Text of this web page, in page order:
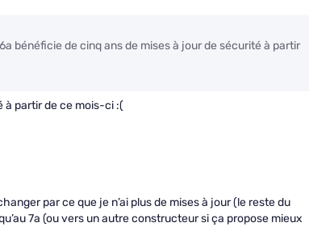
bénéficie de cinq ans de mises à jour de sécurité à partir
à partir de ce mois-ci :(
par ce que je n’ai plus de mises à jour (le reste du
7a (ou vers un autre constructeur si ça propose mieux